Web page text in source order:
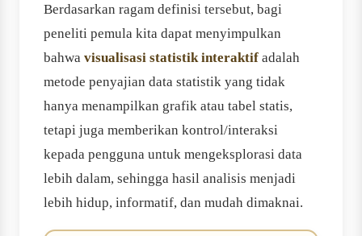
Berdasarkan ragam definisi tersebut, bagi
peneliti pemula kita dapat menyimpulkan
bahwa visualisasi statistik interaktif adalah
metode penyajian data statistik yang tidak
hanya menampilkan grafik atau tabel statis,
tetapi juga memberikan kontrol/interaksi
kepada pengguna untuk mengeksplorasi data
lebih dalam, sehingga hasil analisis menjadi
lebih hidup, informatif, dan mudah dimaknai.